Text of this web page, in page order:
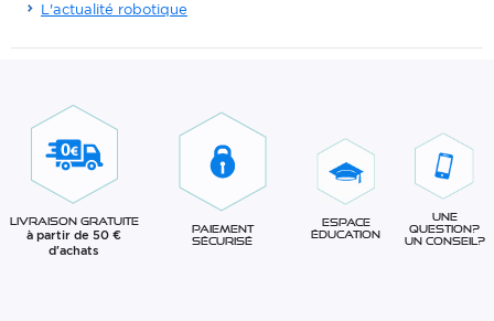
L'actualité robotique
Livraison gratuite
à partir de 50 €
d'achats
Paiement
sécurisé
Espace
éducation
Une
question?
Un conseil?